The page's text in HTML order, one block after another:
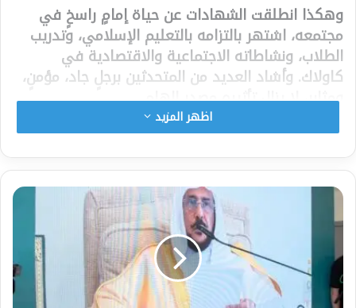
وهكذا انطلقت الشهادات عن حياة إمامٍ راسخٍ في
مجتمعه، اشتهر بالتزامه بالتعليم الإسلامي، وتدريب
الطلاب، ونشاطاته الاجتماعية والاقتصادية في
كاولاك. وأشاد العديد من المتحدثين برجلٍ جاد، مؤمنٍ،
ومثابر، لا يزال تأثيره مصدر إلهام.
إلا أن اللحظة الأكثر تأثيراً في الحفل كانت كلمة عبد
الله نداو، شقيق الإمام الراحل. ففي خطابٍ غلب عليه
التأثر والعزيمة، أكد أن هذا التكريم لن يكتمل دون
التطرق إلى مصير الرجال الذين اعتُقلوا في القضية
نفسها.
واستعاد تلك الفترة بتفاصيلها، وناشد بشدة إطلاق
سراح رفاقه الـ 31 المحتجزين، مؤكداً أن وضعهم الآن
يستدعي مراجعة عادلة ومنصفة. وقال: “إن تكريم
اظهر المزيد